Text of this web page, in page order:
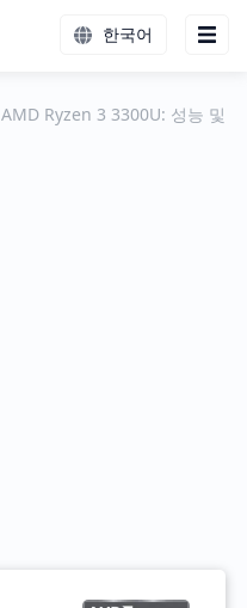
한국어
AMD Ryzen 3 3300U: 성능 및